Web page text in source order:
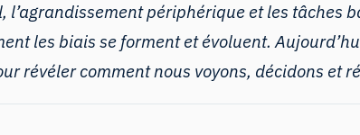
l’agrandissement périphérique et les tâches
les biais se forment et évoluent.
révéler comment nous voyons, décidons et